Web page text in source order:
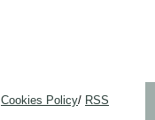
Cookies Policy/ RSS